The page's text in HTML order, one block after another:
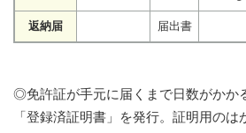
返納届 届出書
◎免許証が手元に届くまで日数がかか
「登録済証明書」を発行。証明用のは